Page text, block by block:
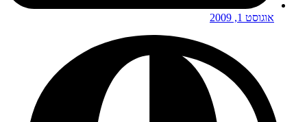
אוגוסט 1, 2009